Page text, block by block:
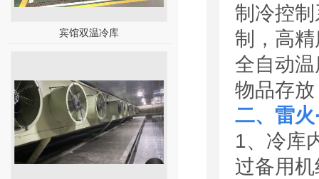
宾馆双温冷库
制冷控
制，高
全自动
物品存
二、雷
1、冷库
过备用